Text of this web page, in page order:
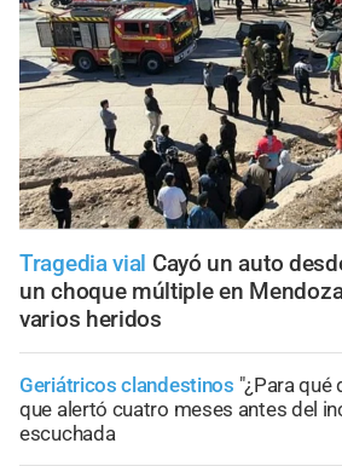
Tragedia vial Cayó un auto
un choque múltiple en
varios heridos
Geriátricos clandestinos "¿Para qué
que alertó cuatro meses antes del
escuchada